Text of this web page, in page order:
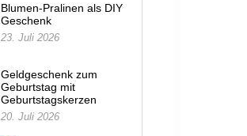
Blumen-Pralinen als DIY
Geschenk
23. Juli 2026
Geldgeschenk zum
Geburtstag mit
Geburtstagskerzen
20. Juli 2026